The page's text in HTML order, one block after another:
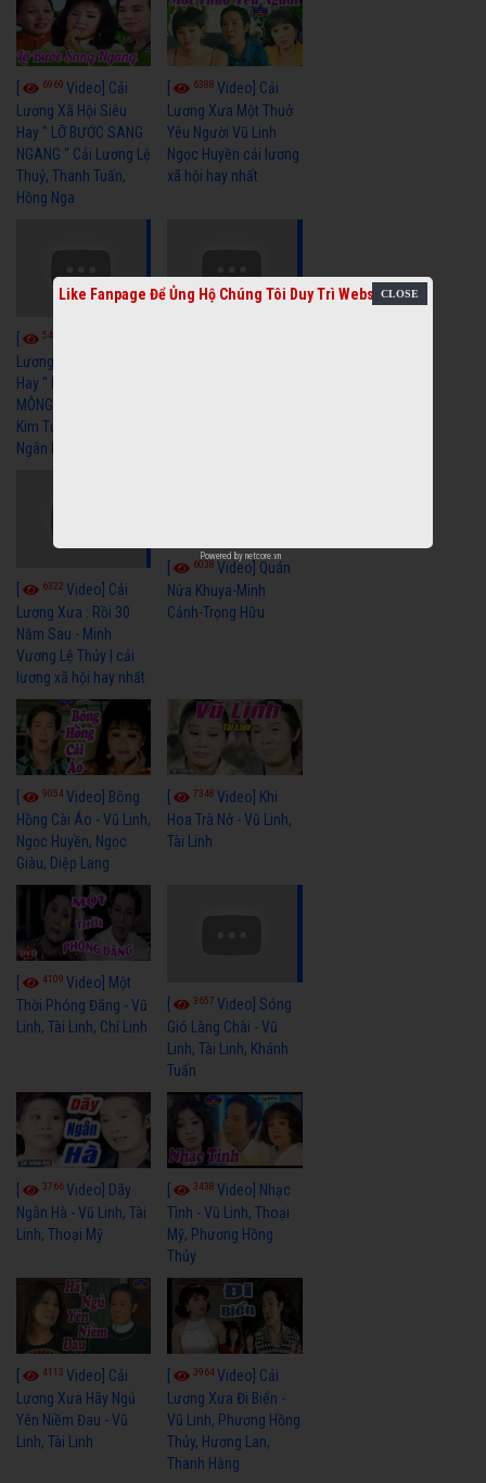
6969 Video] Cải
Lương Xã Hội Siêu
Hay " LỠ BƯỚC SANG
NGANG " Cải Lương Lệ
Thuỷ, Thanh Tuấn,
Hồng Nga
6388Video] Cải
Lương Xưa Một Thuở
Yêu Người Vũ Linh
Ngọc Huyền cải lương
xã hội hay nhất
5459
Lương Xã Hội Siêu
Hay " BỂ HẬN MÊNH
MÔNG " Cải Lương
Kim Tử Long, Thanh
Ngân Hay Nhất
6322 Video] Cải
Lương Xưa : Rồi 30
Năm Sau - Minh
Vương Lệ Thủy | cải
lương xã hội hay nhất
6038Video] Quán
Nửa Khuya-Minh
Cảnh-Trọng Hữu
9054Video] Bông
Hồng Cài Áo - Vũ Linh,
Ngọc Huyền, Ngọc
Giàu, Diệp Lang
7348Video] Khi
Hoa Trà Nở - Vũ Linh,
Tài Linh
4109 Video] Một
Thời Phóng Đãng - Vũ
Linh, Tài Linh, Chí Linh
3657Video] Sóng
Gió Làng Chài - Vũ
Linh, Tài Linh, Khánh
Tuấn
3766Video] Dãy
Ngân Hà - Vũ Linh, Tài
Linh, Thoại Mỹ
3438Video] Nhạc
Tình - Vũ Linh, Thoại
Mỹ, Phương Hồng
Thủy
4113 Video] Cải
Lương Xưa Hãy Ngủ
Yên Niềm Đau - Vũ
Linh, Tài Linh
3964Video] Cải
Lương Xưa Đi Biển -
Vũ Linh, Phương Hồng
Thủy, Hương Lan,
Thanh Hằng
Like Fanpage Để Ủng Hộ Chúng Tôi Duy Trì Website
Powered by netcore.vn